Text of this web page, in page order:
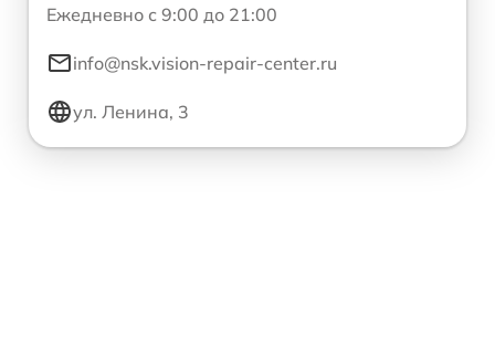
Ежедневно с 9:00 до 21:00
info@nsk.vision-repair-center.ru
ул. Ленина, 3